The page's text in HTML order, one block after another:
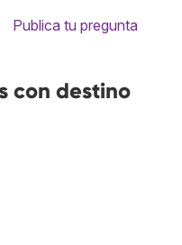
Publica tu pregunta
con destino